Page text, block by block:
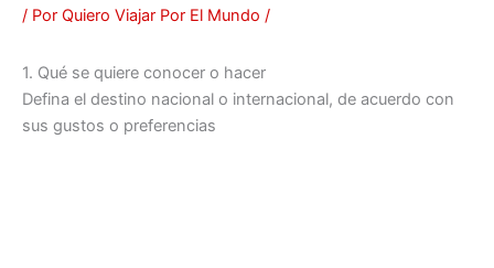
/ Por Quiero Viajar Por El Mundo /
1. Qué se quiere conocer o hacer
Defina el destino nacional o internacional, de acuerdo con
sus gustos o preferencias